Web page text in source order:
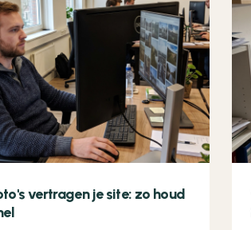
vertragen je site: zo houd